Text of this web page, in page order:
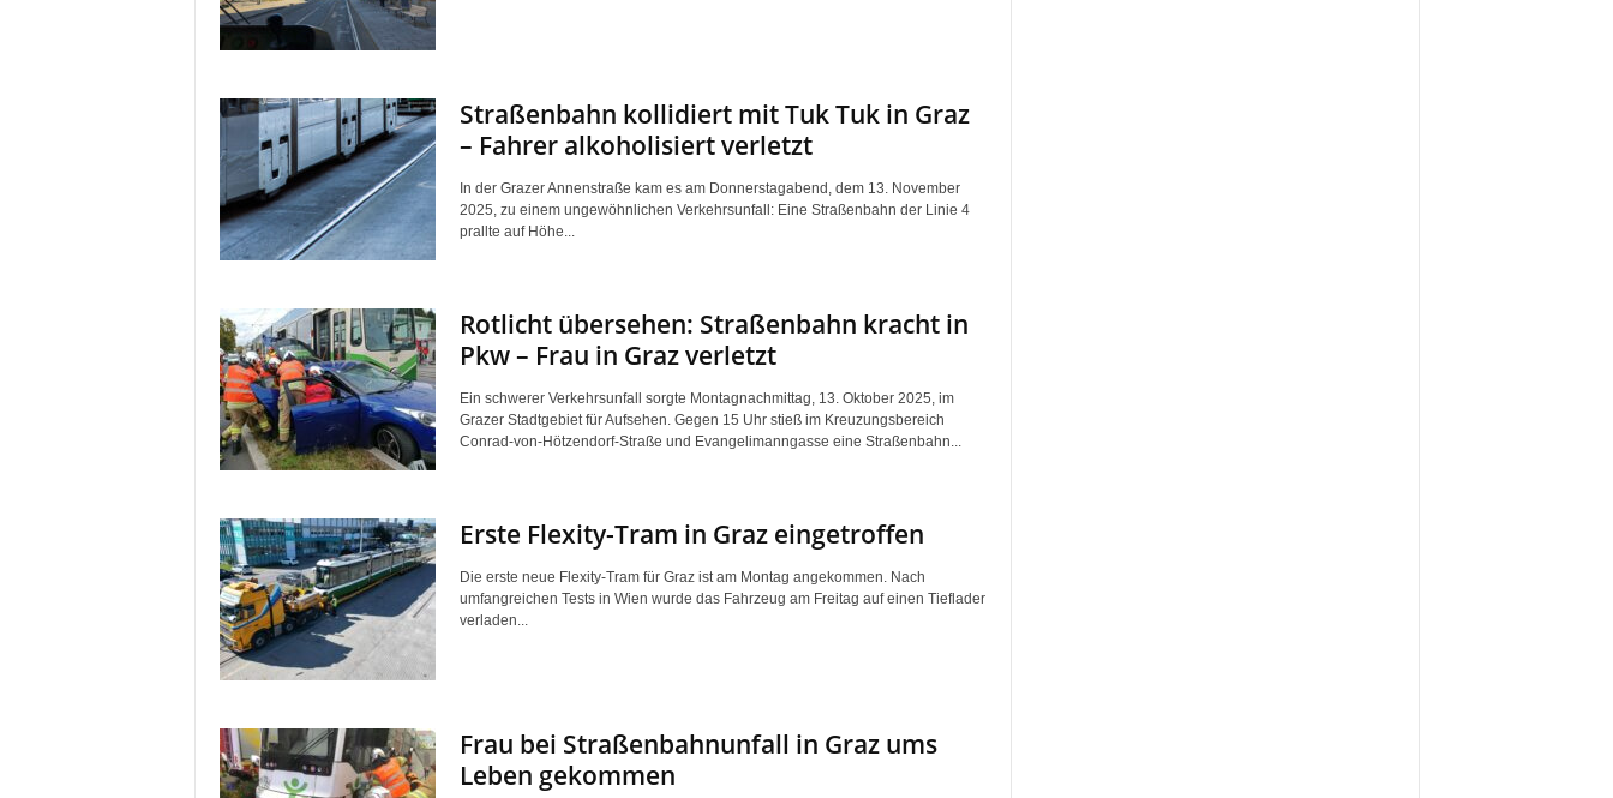
Straßenbahn kollidiert mit Tuk Tuk in Graz
– Fahrer alkoholisiert verletzt
In der Grazer Annenstraße kam es am Donnerstagabend, dem 13. November
2025, zu einem ungewöhnlichen Verkehrsunfall: Eine Straßenbahn der Linie 4
prallte auf Höhe...
Rotlicht übersehen: Straßenbahn kracht in
Pkw – Frau in Graz verletzt
Ein schwerer Verkehrsunfall sorgte Montagnachmittag, 13. Oktober 2025, im
Grazer Stadtgebiet für Aufsehen. Gegen 15 Uhr stieß im Kreuzungsbereich
Conrad-von-Hötzendorf-Straße und Evangelimanngasse eine Straßenbahn...
Erste Fle­xi­ty-Tram in Graz eingetroffen
Die erste neue Flexity-Tram für Graz ist am Montag angekommen. Nach
umfangreichen Tests in Wien wurde das Fahrzeug am Freitag auf einen Tieflader
verladen...
Frau bei Straßenbahnunfall in Graz ums
Leben gekommen